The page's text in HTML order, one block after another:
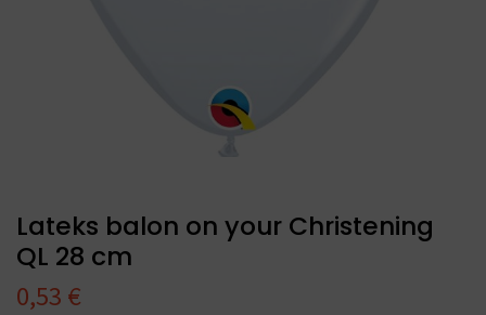
Lateks balon on your Christening
QL 28 cm
0,53 €